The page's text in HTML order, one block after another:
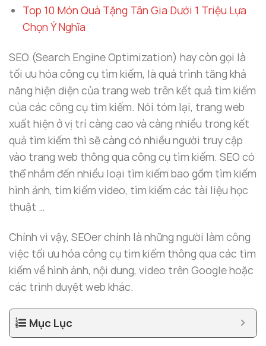
Top 10 Món Quà Tặng Tân Gia Dưới 1 Triệu Lựa
Chọn Ý Nghĩa
SEO (Search Engine Optimization) hay còn gọi là
tối ưu hóa công cụ tìm kiếm, là quá trình tăng khả
năng hiện diện của trang web trên kết quả tìm kiếm
của các công cụ tìm kiếm. Nói tóm lại, trang web
xuất hiện ở vị trí càng cao và càng nhiều trong kết
quả tìm kiếm thì sẽ càng có nhiều người truy cập
vào trang web thông qua công cụ tìm kiếm. SEO có
thể nhắm đến nhiều loại tìm kiếm bao gồm tìm kiếm
hình ảnh, tìm kiếm video, tìm kiếm các tài liệu học
thuật …
Chính vì vậy, SEOer chính là những người làm công
việc tối ưu hóa công cụ tìm kiếm thông qua các tìm
kiếm về hình ảnh, nội dung, video trên Google hoặc
các trình duyệt web khác.
Mục Lục